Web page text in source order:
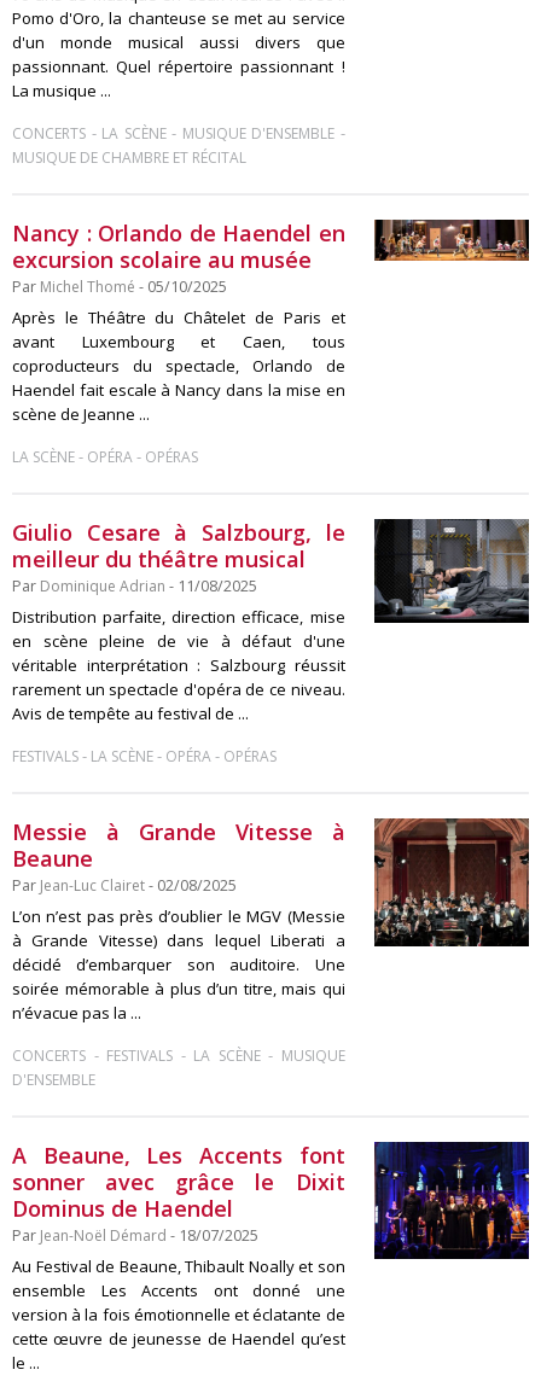
Pomo d'Oro, la chanteuse se met au service
d'un monde musical aussi divers que
passionnant. Quel répertoire passionnant !
La musique ...
CONCERTS - LA SCÈNE- MUSIQUE D'ENSEMBLE -
MUSIQUE DE CHAMBRE ET RÉCITAL
Nancy : Orlando de Haendel en
excursion scolaire au musée
Par Michel Thomé - 05/10/2025
Après le Théâtre du Châtelet de Paris et
avant Luxembourg et Caen, tous
coproducteurs du spectacle, Orlando de
Haendel fait escale à Nancy dans la mise en
scène de Jeanne ...
LA SCÈNE- OPÉRA- OPÉRAS
Giulio Cesare à Salzbourg, le
meilleur du théâtre musical
Par Dominique Adrian - 11/08/2025
Distribution parfaite, direction efficace, mise
en scène pleine de vie à défaut d'une
véritable interprétation : Salzbourg réussit
rarement un spectacle d'opéra de ce niveau.
Avis de tempête au festival de ...
FESTIVALS- LA SCÈNE- OPÉRA- OPÉRAS
Messie à Grande Vitesse à
Beaune
Par Jean-Luc Clairet- 02/08/2025
L’on n’est pas près d’oublier le MGV (Messie
à Grande Vitesse) dans lequel Liberati a
décidé d’embarquer son auditoire. Une
soirée mémorable à plus d’un titre, mais qui
n’évacue pas la ...
CONCERTS - FESTIVALS - LA SCÈNE- MUSIQUE
D'ENSEMBLE
A Beaune, Les Accents font
sonner avec grâce le Dixit
Dominus de Haendel
Par Jean-Noël Démard - 18/07/2025
Au Festival de Beaune, Thibault Noally et son
ensemble Les Accents ont donné une
version à la fois émotionnelle et éclatante de
cette œuvre de jeunesse de Haendel qu’est
le ...